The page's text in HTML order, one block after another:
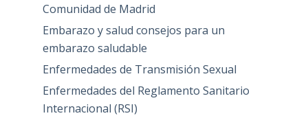
Comunidad de Madrid
Embarazo y salud consejos para un
embarazo saludable
Enfermedades de Transmisión Sexual
Enfermedades del Reglamento Sanitario
Internacional (RSI)